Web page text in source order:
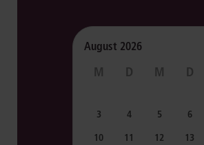
August 2026
M D M D
3
4 5 6
10
11 12 13